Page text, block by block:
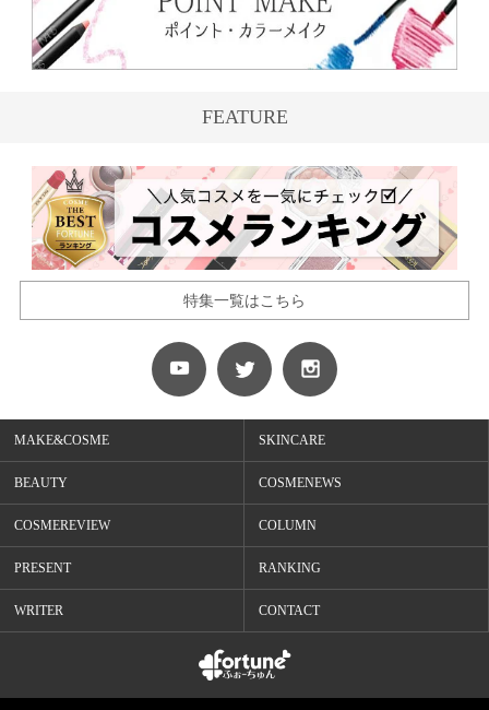
FEATURE
特集一覧はこちら
MAKE&COSME SKINCARE
BEAUTY COSMENEWS
COSMEREVIEW COLUMN
PRESENT RANKING
WRITER CONTACT